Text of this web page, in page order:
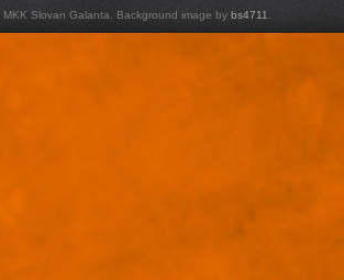
Slovan Galanta. Background image by bs4711